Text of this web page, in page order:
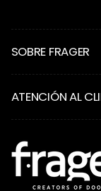
SOBRE FRAGER
ATENCIÓN AL